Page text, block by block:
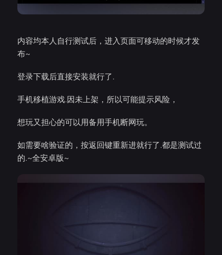
内容均本人自行测试后，进入页面可移动的时候才发
布~
登录下载后直接安装就行了.
手机移植游戏.因未上架，所以可能提示风险，
想玩又担心的可以用备用手机断网玩。
如需要啥验证的，按返回键重新进就行了.都是测试过
的.~全安卓版~